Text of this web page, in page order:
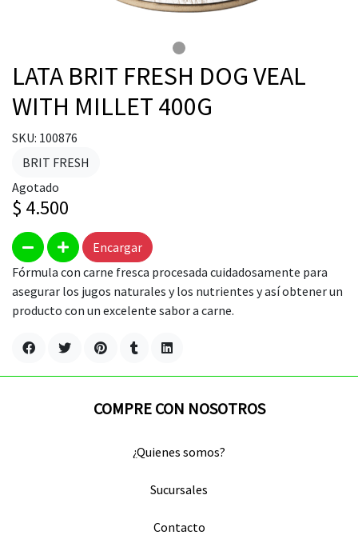
LATA BRIT FRESH DOG VEAL
WITH MILLET 400G
SKU: 100876
BRIT FRESH
Agotado
$ 4.500
Encargar
Fórmula con carne fresca procesada cuidadosamente para
asegurar los jugos naturales y los nutrientes y así obtener un
producto con un excelente sabor a carne.
COMPRE CON NOSOTROS
¿Quienes somos?
Sucursales
Contacto